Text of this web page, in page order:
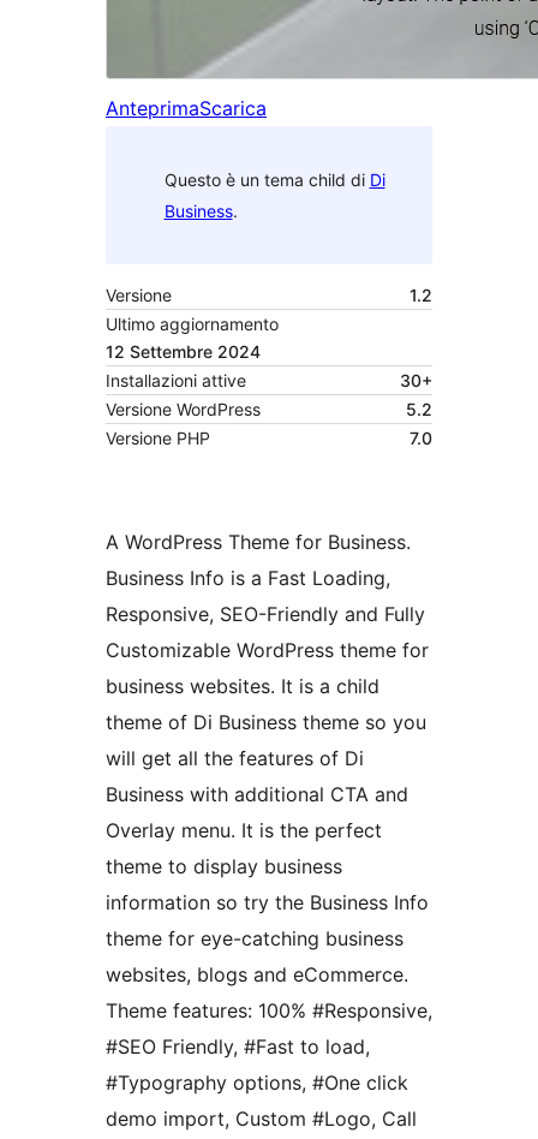
AnteprimaScarica
Questo è un tema child di Di
Business.
Versione
1.2
Ultimo aggiornamento
12 Settembre 2024
Installazioni attive
30+
Versione WordPress
5.2
Versione PHP
7.0
A WordPress Theme for Business.
Business Info is a Fast Loading,
Responsive, SEO-Friendly and Fully
Customizable WordPress theme for
business websites. It is a child
theme of Di Business theme so you
will get all the features of Di
Business with additional CTA and
Overlay menu. It is the perfect
theme to display business
information so try the Business Info
theme for eye-catching business
websites, blogs and eCommerce.
Theme features: 100% #Responsive,
#SEO Friendly, #Fast to load,
#Typography options, #One click
demo import, Custom #Logo, Call